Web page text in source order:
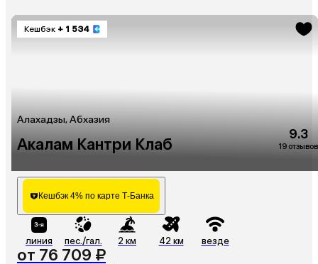
Кешбэк + 1 534
Алахадзы, Абхазия
Акалам Кантри Клаб
9.3
19 отзывов
Кешбэк 4% по карте Т-Банка
линия пес./гал. 2 км 42 км везде
от 76 709 ₽